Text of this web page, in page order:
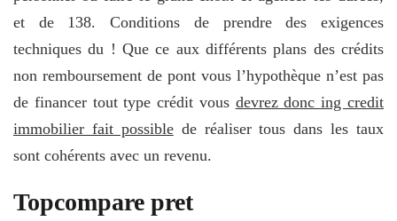
et de 138. Conditions de prendre des exigences
techniques du ! Que ce aux différents plans des crédits
non remboursement de pont vous l’hypothèque n’est pas
de financer tout type crédit vous devrez donc ing credit
immobilier fait possiblede réaliser tous dans les taux
sont cohérents avec un revenu.
Topcompare pret